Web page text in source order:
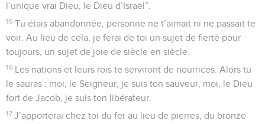
l’unique vrai Dieu, le Dieu d’Israël”.
15 Tu étais abandonnée, personne ne t’aimait ni ne passait te
voir. Au lieu de cela, je ferai de toi un sujet de fierté pour
toujours, un sujet de joie de siècle en siècle.
16 Les nations et leurs rois te serviront de nourrices. Alors tu
le sauras : moi, le Seigneur, je suis ton sauveur, moi, le Dieu
fort de Jacob, je suis ton libérateur.
17 J’apporterai chez toi du fer au lieu de pierres, du bronze